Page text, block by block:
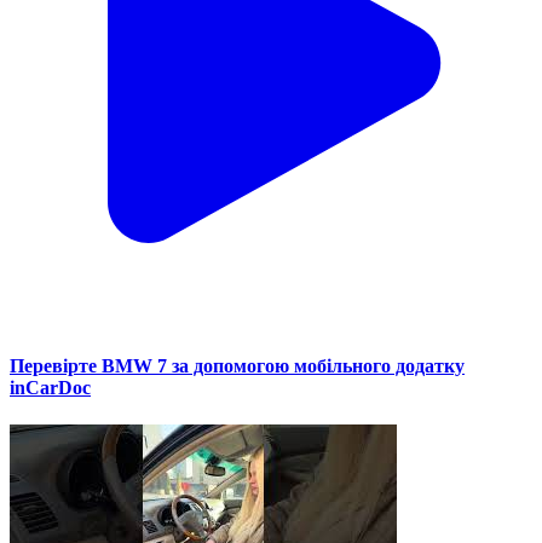
Перевірте BMW 7 за допомогою мобільного додатку
inCarDoc